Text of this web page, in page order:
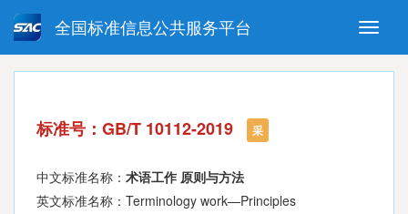
Toggle
全国标准信息公共服务平台
强制性国家标准 推荐性国家标准
指导性技术文件 (National standards in foreign
language version)
标准号：GB/T 10112-2019 采
中文标准名称： 术语工作 原则与方法
英文标准名称：Terminology work—Principles